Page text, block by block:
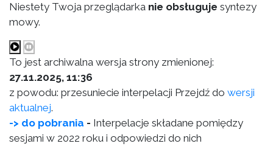
Niestety Twoja przeglądarka nie obsługuje syntezy
mowy.
To jest archiwalna wersja strony zmienionej:
27.11.2025, 11:36
z powodu: przesuniecie interpelacji Przejdź do wersji
aktualnej.
-> do pobrania - Interpelacje składane pomiędzy
sesjami w 2022 roku i odpowiedzi do nich